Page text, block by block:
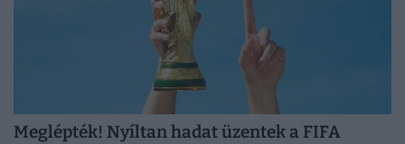
Meglépték! Nyíltan hadat üzentek a FIFA